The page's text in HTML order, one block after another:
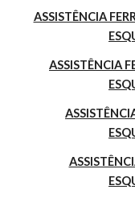
ASSISTÊNCIA
ASSISTÊNCIA